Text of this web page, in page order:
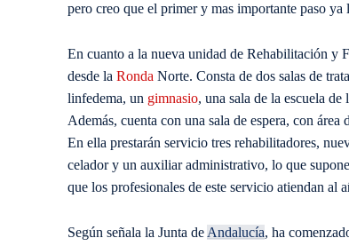
pero creo que el primer y mas importante paso ya
En cuanto a la nueva unidad de Rehabilitación y
desde la Ronda Norte. Consta de dos salas de
linfedema, un gimnasio, una sala de la escuela
Además, cuenta con una sala de espera, con
En ella prestarán servicio tres rehabilitadores,
celador y un auxiliar administrativo, lo que
que los profesionales de este servicio atiendan al
Según señala la Junta de Andalucía, ha